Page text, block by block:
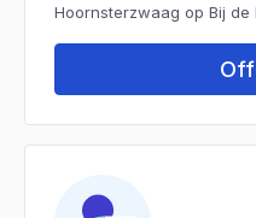
Hoornsterzwaag op Bij de